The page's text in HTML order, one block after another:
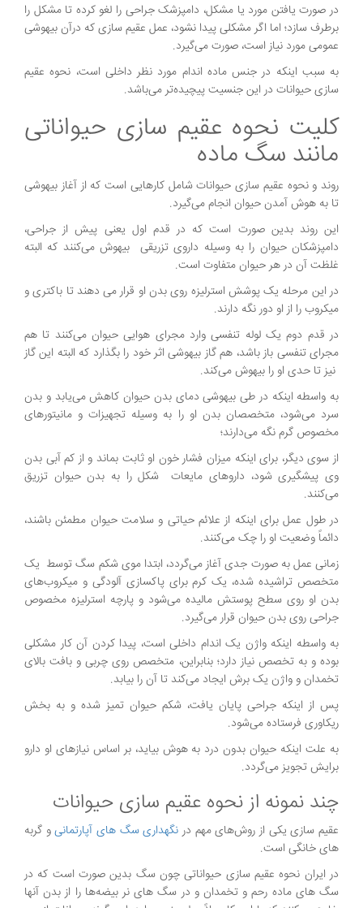
در صورت یافتن مورد یا مشکل، دامپزشک جراحی را لغو کرده تا مشکل را
برطرف سازد؛ اما اگر مشکلی پیدا نشود، عمل عقیم سازی که درآن بیهوشی
عمومی مورد نیاز است، صورت می‌گیرد.
به سبب اینکه در جنس ماده اندام مورد نظر داخلی است، نحوه عقیم
سازی حیوانات در این جنسیت پیچیده‌تر می‌باشد.
کلیت نحوه عقیم سازی حیواناتی
مانند سگ ماده
روند و نحوه عقیم سازی حیوانات شامل کارهایی است که از آغاز بیهوشی
تا به هوش آمدن حیوان انجام می‌گیرد.
این روند بدین صورت است که در قدم اول یعنی پیش از جراحی،
دامپزشکان حیوان را به وسیله داروی تزریقی بیهوش می‌کنند که البته
غلظت آن در هر حیوان متفاوت است.
در این مرحله یک پوشش استرلیزه روی بدن او قرار می دهند تا باکتری و
میکروب را از او دور نگه دارند.
در قدم دوم یک لوله تنفسی وارد مجرای هوایی حیوان می‌کنند تا هم
مجرای تنفسی باز باشد، هم گاز بیهوشی اثر خود را بگذارد که البته این گاز
نیز تا حدی او را بیهوش می‌کند.
به واسطه اینکه در طی بیهوشی دمای بدن حیوان کاهش می‌یابد و بدن
سرد می‌شود، متخصصان بدن او را به وسیله تجهیزات و مانیتورهای
مخصوص گرم نگه می‌دارند؛
از سوی دیگر، برای اینکه میزان فشار خون او ثابت بماند و از کم آبی بدن
وی پیشگیری شود، داروهای مایعات شکل را به بدن حیوان تزریق
می‌کنند.
در طول عمل برای اینکه از علائم حیاتی و سلامت حیوان مطمئن باشند،
دائماً وضعیت او را چک می‌کنند.
زمانی عمل به صورت جدی آغاز می‌گردد، ابتدا موی شکم سگ توسط یک
متخصص تراشیده شده، یک کرم برای پاکسازی آلودگی و میکروب‌های
بدن او روی سطح پوستش مالیده می‌شود و پارچه استرلیزه مخصوص
جراحی روی بدن حیوان قرار می‌گیرد.
به واسطه اینکه واژن یک اندام داخلی است، پیدا کردن آن کار مشکلی
بوده و به تخصص نیاز دارد؛ بنابراین، متخصص روی چربی و بافت بالای
تخمدان و واژن یک برش ایجاد می‌کند تا آن را بیابد.
پس از اینکه جراحی پایان یافت، شکم حیوان تمیز شده و به بخش
ریکاوری فرستاده می‌شود.
به علت اینکه حیوان بدون درد به هوش بیاید، بر اساس نیازهای او دارو
برایش تجویز می‌گردد.
چند نمونه از نحوه عقیم سازی حیوانات
عقیم سازی یکی از روش‌های مهم در نگهداری سگ های آپارتمانی و گربه
های خانگی است.
در ایران نحوه عقیم سازی حیواناتی چون سگ بدین صورت است که در
سگ های ماده رحم و تخمدان و در سگ های نر بیضه‌ها را از بدن آنها